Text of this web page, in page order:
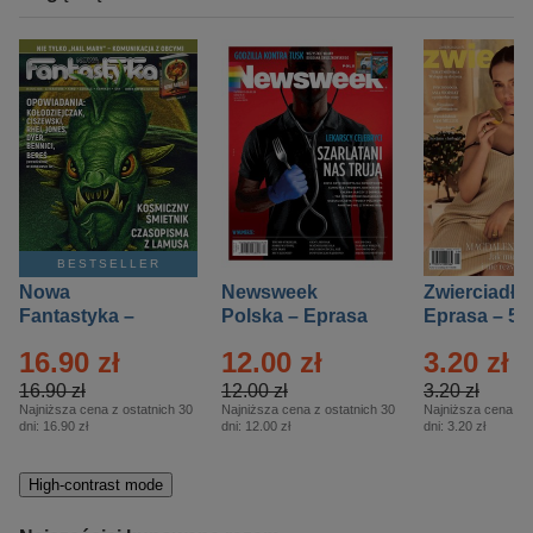
BESTSELLER
Nowa
Fantastyka –
16.90 zł
16.90 zł
Najniższa cena z ostatnich 30
dni: 16.90 zł
Newsweek
Polska – Eprasa
12.00 zł
12.00 zł
Najniższa cena z ostatnich 30
dni: 12.00 zł
Zwierciadło
Eprasa – 5/
3.20 zł
3.20 zł
Najniższa cena z
dni: 3.20 zł
High-contrast mode